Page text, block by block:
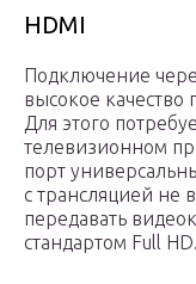
HDMI
Подключение
высокое
Для этого
телевизионном
порт
с трансляцией не
передавать
стандартом Full HD.